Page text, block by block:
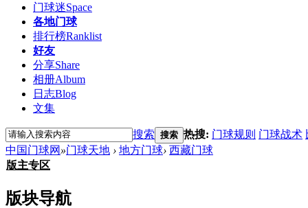
门球迷Space
各地门球
排行榜Ranklist
好友
分享Share
相册Album
日志Blog
文集
搜索 搜索 热搜: 门球规则 门球战术
中国门球网 »门球天地 › 地方门球› 西藏门球
版主专区
版块导航